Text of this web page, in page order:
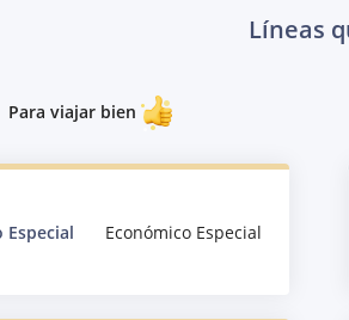
Líneas
Para viajar bien
Especial Económico Especial